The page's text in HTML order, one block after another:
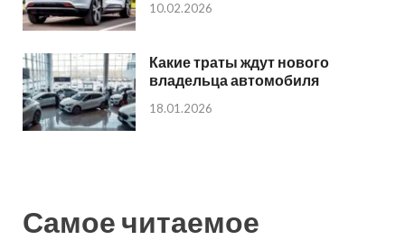
10.02.2026
Какие траты ждут нового
владельца автомобиля
18.01.2026
Самое читаемое